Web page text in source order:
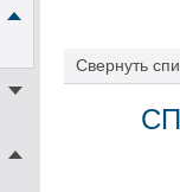
Свернуть